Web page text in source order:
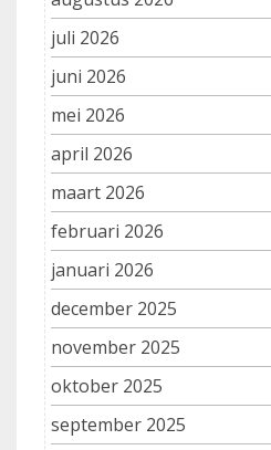
juli 2026
juni 2026
mei 2026
april 2026
maart 2026
februari 2026
januari 2026
december 2025
november 2025
oktober 2025
september 2025